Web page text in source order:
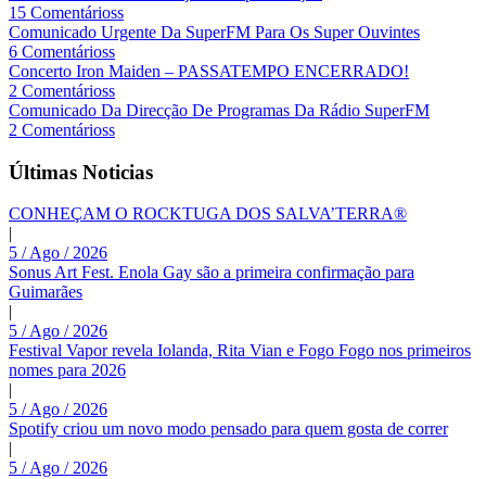
15 Comentárioss
Comunicado Urgente Da SuperFM Para Os Super Ouvintes
6 Comentárioss
Concerto Iron Maiden – PASSATEMPO ENCERRADO!
2 Comentárioss
Comunicado Da Direcção De Programas Da Rádio SuperFM
2 Comentárioss
Últimas Noticias
CONHEÇAM O ROCKTUGA DOS SALVA’TERRA®
|
5 / Ago / 2026
Sonus Art Fest. Enola Gay são a primeira confirmação para
Guimarães
|
5 / Ago / 2026
Festival Vapor revela Iolanda, Rita Vian e Fogo Fogo nos primeiros
nomes para 2026
|
5 / Ago / 2026
Spotify criou um novo modo pensado para quem gosta de correr
|
5 / Ago / 2026